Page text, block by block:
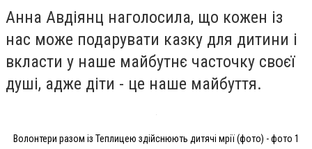
Анна Авдіянц наголосила, що кожен із
нас може подарувати казку для дитини і
вкласти у наше майбутнє часточку своєї
душі, адже діти - це наше майбуття.
Волонтери разом із Теплицею здійснюють дитячі мрії (фото) - фото 1